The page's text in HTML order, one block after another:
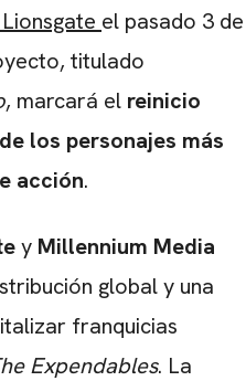
el pasado 3 de
titulado
, marcará el reinicio
los personajes más
acción.
y Millennium Media
global y una
franquicias
Expendables. La